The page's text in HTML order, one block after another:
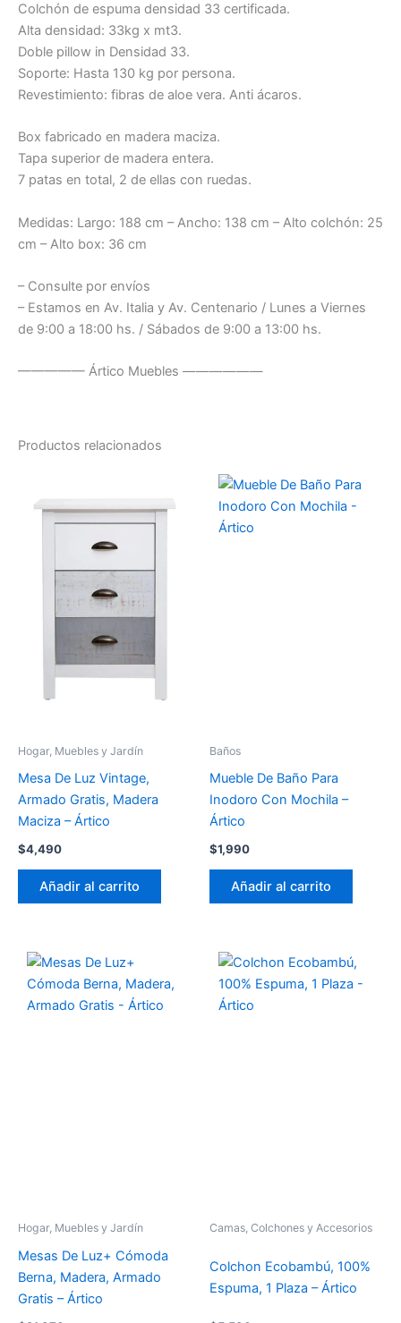
Colchón de espuma densidad 33 certificada.
Alta densidad: 33kg x mt3.
Doble pillow in Densidad 33.
Soporte: Hasta 130 kg por persona.
Revestimiento: fibras de aloe vera. Anti ácaros.
Box fabricado en madera maciza.
Tapa superior de madera entera.
7 patas en total, 2 de ellas con ruedas.
Medidas: Largo: 188 cm – Ancho: 138 cm – Alto colchón: 25
cm – Alto box: 36 cm
– Consulte por envíos
– Estamos en Av. Italia y Av. Centenario / Lunes a Viernes
de 9:00 a 18:00 hs. / Sábados de 9:00 a 13:00 hs.
————— Ártico Muebles ——————
Productos relacionados
Hogar, Muebles y Jardín
Mesa De Luz Vintage,
Armado Gratis, Madera
Maciza – Ártico
$4,490
Añadir al carrito
Baños
Mueble De Baño Para
Inodoro Con Mochila –
Ártico
$1,990
Añadir al carrito
Hogar, Muebles y Jardín
Mesas De Luz+ Cómoda
Berna, Madera, Armado
Gratis – Ártico
Camas, Colchones y Accesorios
Colchon Ecobambú, 100%
Espuma, 1 Plaza – Ártico